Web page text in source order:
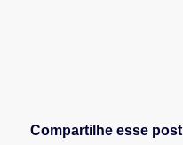
Compartilhe esse post